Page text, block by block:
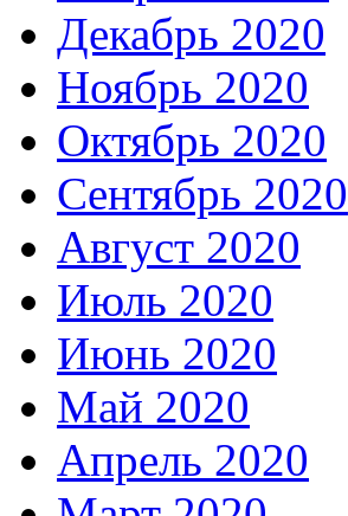
Декабрь 2020
Ноябрь 2020
Октябрь 2020
Сентябрь 2020
Август 2020
Июль 2020
Июнь 2020
Май 2020
Апрель 2020